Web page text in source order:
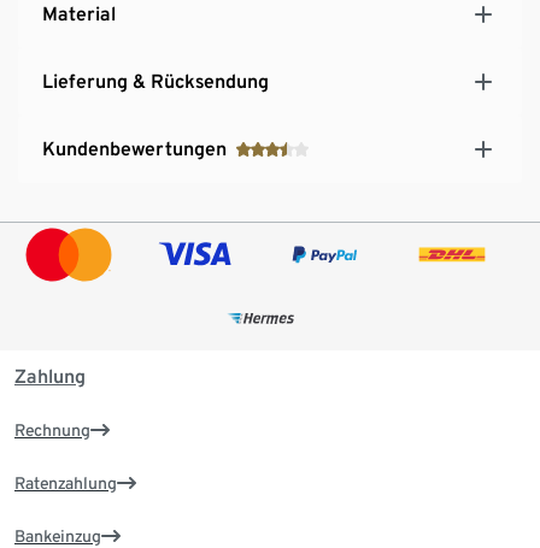
Material
Lieferung & Rücksendung
Kundenbewertungen
Zahlung
Rechnung
Ratenzahlung
Bankeinzug